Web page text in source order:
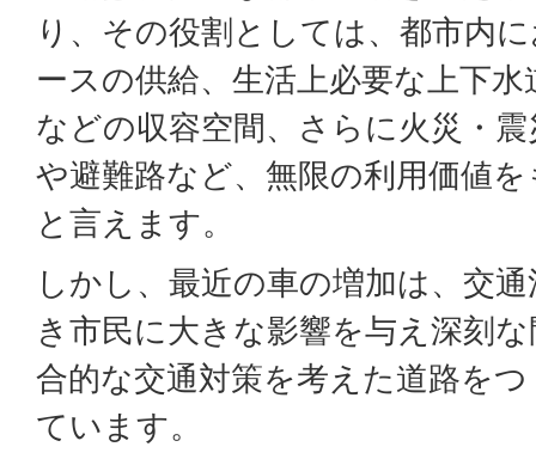
り、その役割としては、都市内
ースの供給、生活上必要な上下
などの収容空間、さらに火災・
や避難路など、無限の利用価値
と言えます。
しかし、最近の車の増加は、交
き市民に大きな影響を与え深刻
合的な交通対策を考えた道路を
ています。